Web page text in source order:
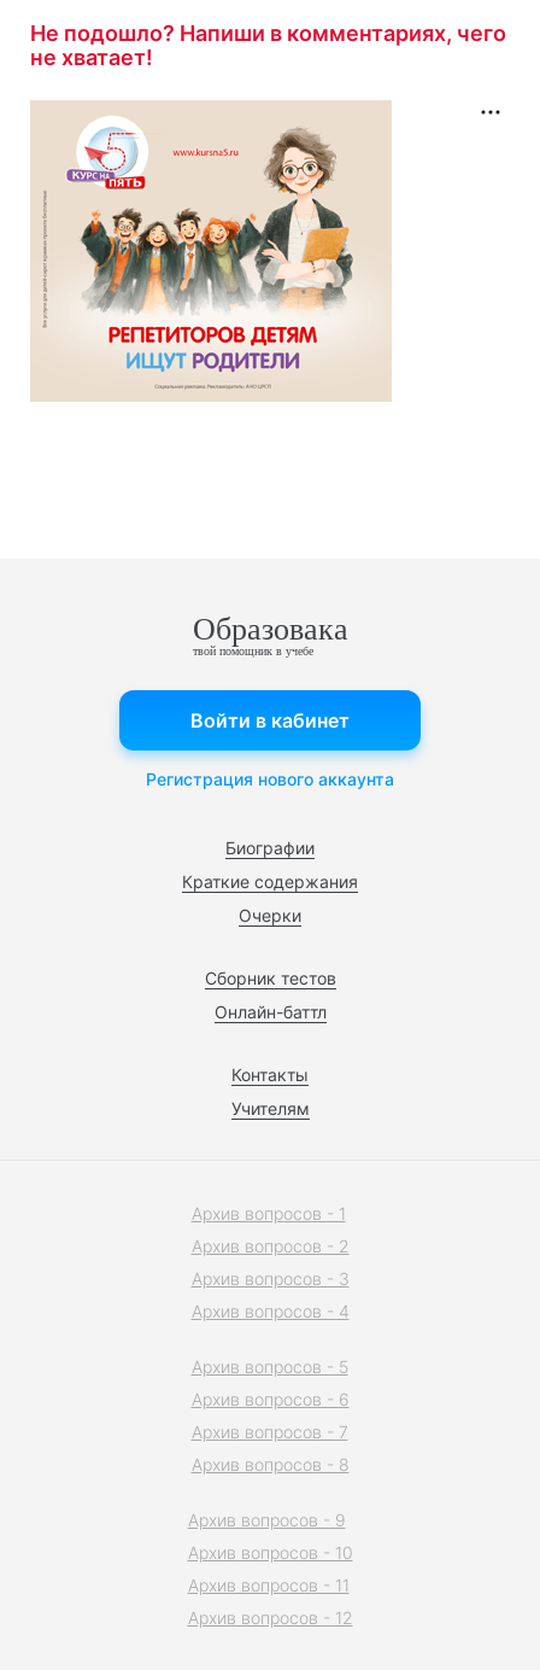
Не подошло? Напиши в комментариях, чего
не хватает!
Образовака
твой помощник в учебе
Биографии
Краткие содержания
Очерки
Сборник тестов
Онлайн-баттл
Контакты
Учителям
Войти в кабинет
Регистрация нового аккаунта
Архив вопросов - 1
Архив вопросов - 2
Архив вопросов - 3
Архив вопросов - 4
Архив вопросов - 5
Архив вопросов - 6
Архив вопросов - 7
Архив вопросов - 8
Архив вопросов - 9
Архив вопросов - 10
Архив вопросов - 11
Архив вопросов - 12